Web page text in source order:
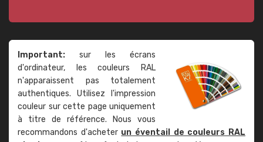
Important: sur les écrans
d'ordinateur, les couleurs RAL
n'apparaissent pas totalement
authentiques. Utilisez l'impression
couleur sur cette page uniquement
à titre de référence. Nous vous
recommandons d'acheter un éventail de couleurs RAL